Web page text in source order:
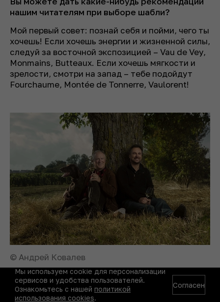
нашим читателям при выборе шабли?
Мой первый совет: познай себя и пойми, чего ты
хочешь! Если хочешь энергии и жизненной силы,
следуй за восточной экспозицией – Vau de Vey,
Monmains, Butteaux. Если хочешь мягкости и
зрелости, смотри на запад – тебе подойдут
Fourchaume, Montée de Tonnerre, Vaulorent!
© Андрей Ковалев
Мы используем cookie для персонализации
сервисов и удобства пользователей.
Ознакомьтесь с нашей политикой
использования cookies.
Согласен